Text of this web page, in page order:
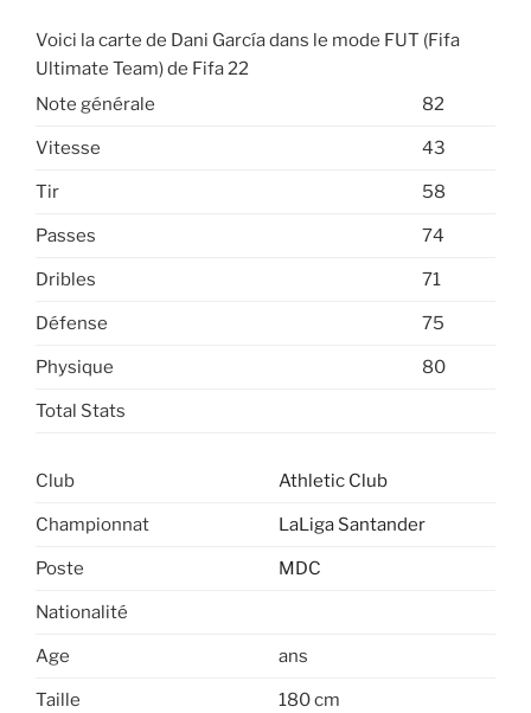
Voici la carte de Dani García dans le mode FUT (Fifa
Ultimate Team) de Fifa 22
Note générale
82
Vitesse 43
Tir 58
Passes 74
Dribles 71
Défense 75
Physique 80
Total Stats
Club Athletic Club
Championnat LaLiga Santander
Poste MDC
Nationalité
Age ans
Taille 180 cm